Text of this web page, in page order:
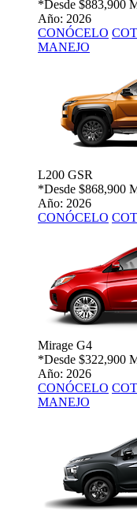
*Desde $883,900
Año: 2026
CONÓCELO
MANEJO
L200 GSR
*Desde $868,900
Año: 2026
CONÓCELO
Mirage G4
*Desde $322,900
Año: 2026
CONÓCELO
MANEJO